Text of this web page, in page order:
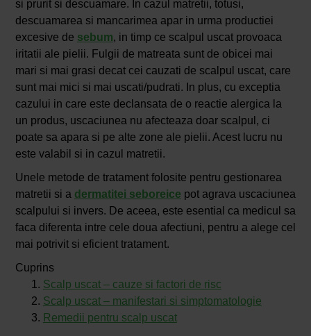
si prurit si descuamare. In cazul matretii, totusi,
descuamarea si mancarimea apar in urma productiei
excesive de sebum, in timp ce scalpul uscat provoaca
iritatii ale pielii. Fulgii de matreata sunt de obicei mai
mari si mai grasi decat cei cauzati de scalpul uscat, care
sunt mai mici si mai uscati/pudrati. In plus, cu exceptia
cazului in care este declansata de o reactie alergica la
un produs, uscaciunea nu afecteaza doar scalpul, ci
poate sa apara si pe alte zone ale pielii. Acest lucru nu
este valabil si in cazul matretii.
Unele metode de tratament folosite pentru gestionarea
matretii si a dermatitei seboreice pot agrava uscaciunea
scalpului si invers. De aceea, este esential ca medicul sa
faca diferenta intre cele doua afectiuni, pentru a alege cel
mai potrivit si eficient tratament.
Cuprins
Scalp uscat – cauze si factori de risc
Scalp uscat – manifestari si simptomatologie
Remedii pentru scalp uscat